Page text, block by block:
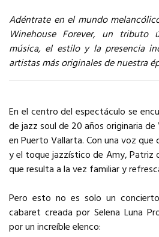
Adéntrate en el mundo
Winehouse Forever, un tributo
música, el estilo y la presencia
artistas más originales de nuestra
En el centro del espectáculo se
de jazz soul de 20 años originaria
en Puerto Vallarta. Con una voz que
y el toque jazzístico de Amy, Patriz
que resulta a la vez familiar y
Pero esto no es solo un
cabaret creada por Selena Luna
por un increíble elenco: